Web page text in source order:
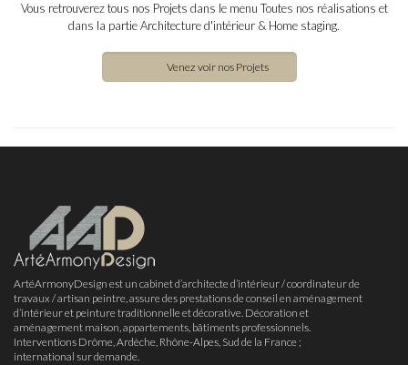
Vous retrouverez tous nos Projets dans le menu Toutes nos réalisations et
dans la partie Architecture d'intérieur & Home staging.
Venez voir nos Projets
ArtéArmonyDesign est un cabinet d’architecte d’intérieur / coordinateur de
travaux / artisan peintre, assure des prestations de conseil en aménagement
d’intérieur et peinture traditionnelle et décorative. Décoration et
aménagement maison, appartements, bâtiments professionnels.
Interventions Drôme, Ardèche, Rhône-Alpes, Sud de la France ;
international sur demande.